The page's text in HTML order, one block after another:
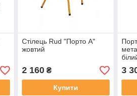
Стілець Rud "Порто А"
жовтий
2 160₴
Купити
3